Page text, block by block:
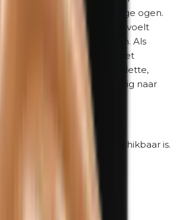
gevoelige huid en gevoelige ogen.
parfumvrij en parabeenvrij, voelt
blijft langdurig mooi zitten. Als
Forest eenvoudig in het
Cosmetics oogschaduwpalette,
kleurencombinatie volledig naar
Engels
voorraad
wanneer het weer beschikbaar is.